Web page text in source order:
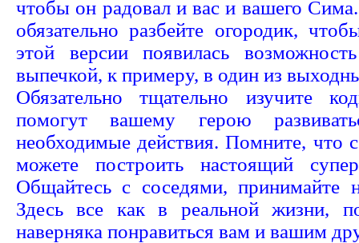
чтобы он радовал и вас и вашего
обязательно разбейте огородик,
этой версии появилась
выпечкой, к примеру, в один из
Обязательно тщательно изучите
помогут вашему герою
необходимые действия. Помните,
можете построить настоящий
Общайтесь с соседями, принимайте
Здесь все как в реальной жизни,
наверняка понравиться вам и вашим